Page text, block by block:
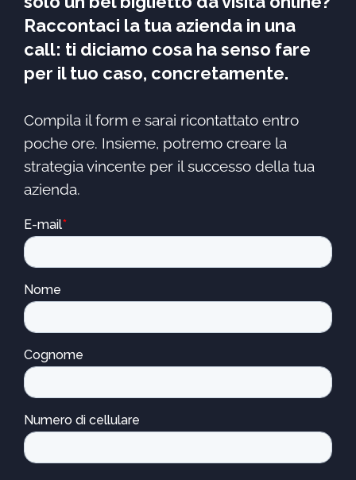
Raccontaci la tua azienda in una
call: ti diciamo cosa ha senso fare
per il tuo caso, concretamente.
Compila il form e sarai ricontattato entro
poche ore. Insieme, potremo creare la
strategia vincente per il successo della tua
azienda.